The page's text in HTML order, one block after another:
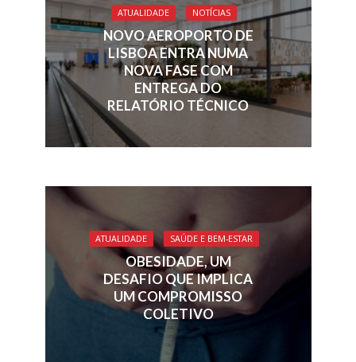
ATUALIDADE NOTÍCIAS
NOVO AEROPORTO DE
LISBOA ENTRA NUMA
NOVA FASE COM
ENTREGA DO
RELATÓRIO TÉCNICO
ATUALIDADE SAÚDE E BEM-ESTAR
OBESIDADE, UM
DESAFIO QUE IMPLICA
UM COMPROMISSO
COLETIVO